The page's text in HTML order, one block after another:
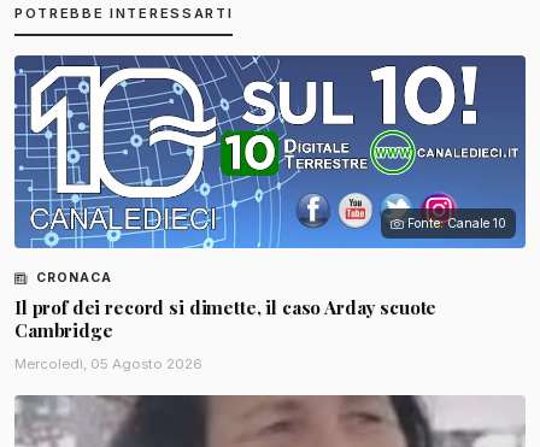
POTREBBE INTERESSARTI
Fonte: Canale 10
CRONACA
Il prof dei record si dimette, il caso Arday scuote
Cambridge
Mercoledì, 05 Agosto 2026